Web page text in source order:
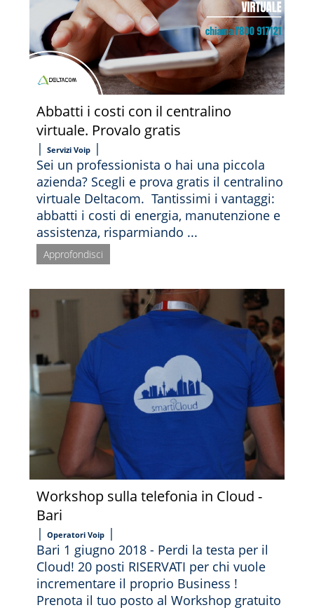
Abbatti i costi con il centralino
virtuale. Provalo gratis
|Servizi Voip |
Sei un professionista o hai una piccola
azienda? Scegli e prova gratis il centralino
virtuale Deltacom. Tantissimi i vantaggi:
abbatti i costi di energia, manutenzione e
assistenza, risparmiando ...
Approfondisci
Workshop sulla telefonia in Cloud -
Bari
|Operatori Voip |
Bari 1 giugno 2018 - Perdi la testa per il
Cloud! 20 posti RISERVATI per chi vuole
incrementare il proprio Business !
Prenota il tuo posto al Workshop gratuito